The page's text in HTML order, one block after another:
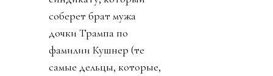
соберет брат мужа
дочки Трампа по
фамилии Кушнер (те
самые дельцы, которые,